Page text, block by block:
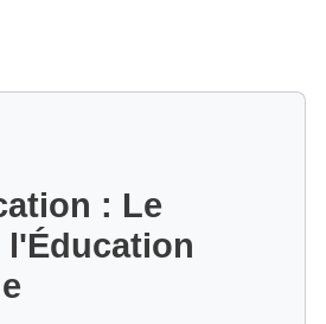
: Le
l'Éducation